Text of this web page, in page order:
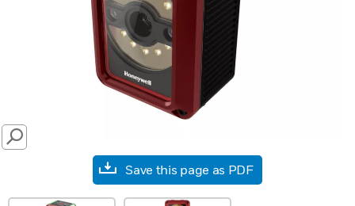
SEARCH
Save this page as PDF